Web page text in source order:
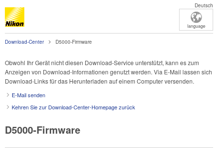
Deutsch
language
Download-Center D5000-Firmware
Obwohl Ihr Gerät nicht diesen Download-Service unterstützt, kann es zum
Anzeigen von Download-Informationen genutzt werden. Via E-Mail lassen sich
Download-Links für das Herunterladen auf einem Computer versenden.
E-Mail senden
Kehren Sie zur Download-Center-Homepage zurück
D5000-Firmware